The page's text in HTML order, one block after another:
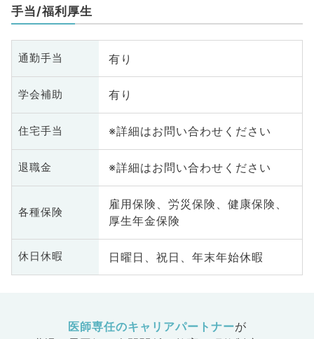
手当/福利厚生
通勤手当 有り
学会補助 有り
住宅手当 ※詳細はお問い合わせください
退職金 ※詳細はお問い合わせください
各種保険
雇用保険、労災保険、健康保険、
厚生年金保険
休日休暇 日曜日、祝日、年末年始休暇
医師専任のキャリアパートナーが